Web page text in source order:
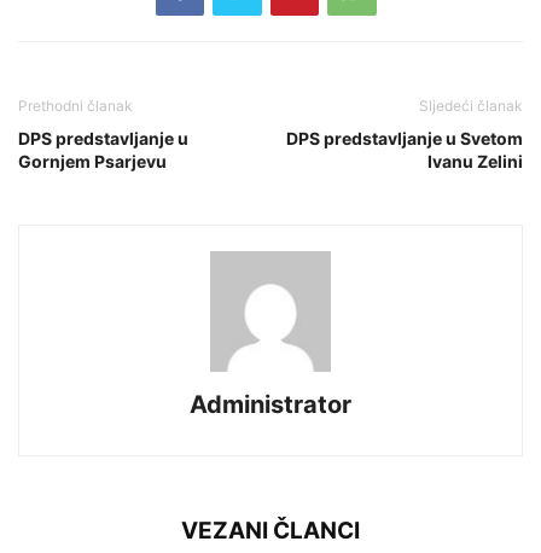
Prethodni članak
DPS predstavljanje u
Gornjem Psarjevu
Sljedeći članak
DPS predstavljanje u Svetom
Ivanu Zelini
Administrator
VEZANI ČLANCI